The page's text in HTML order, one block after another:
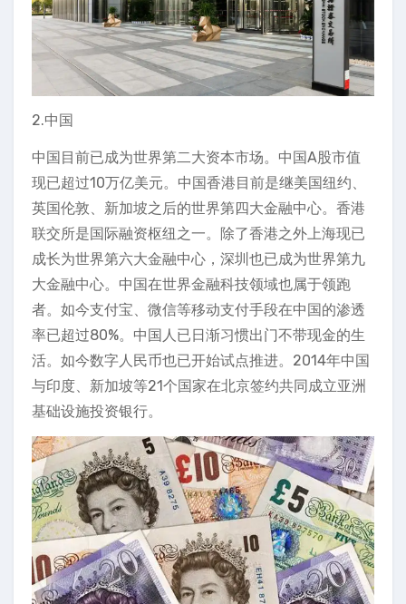
2.中国
中国目前已成为世界第二大资本市场。中国A股市值
现已超过10万亿美元。中国香港目前是继美国纽约、
英国伦敦、新加坡之后的世界第四大金融中心。香港
联交所是国际融资枢纽之一。除了香港之外上海现已
成长为世界第六大金融中心，深圳也已成为世界第九
大金融中心。中国在世界金融科技领域也属于领跑
者。如今支付宝、微信等移动支付手段在中国的渗透
率已超过80%。中国人已日渐习惯出门不带现金的生
活。如今数字人民币也已开始试点推进。2014年中国
与印度、新加坡等21个国家在北京签约共同成立亚洲
基础设施投资银行。